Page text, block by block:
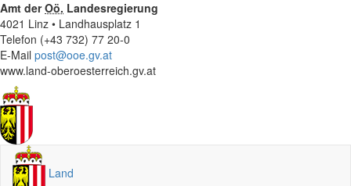
Amt derOö. Landesregierung
4021 Linz • Landhausplatz 1
Telefon (+43 732) 77 20-0
E-Mail post@ooe.gv.at
www.land-oberoesterreich.gv.at
Land